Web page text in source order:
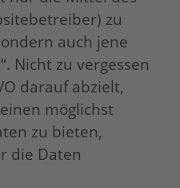
zu
auch jene
Nicht zu vergessen
darauf abzielt,
möglichst
zu bieten,
die Daten